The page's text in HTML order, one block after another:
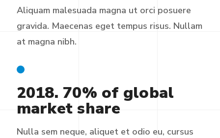
Aliquam malesuada magna ut orci posuere
gravida. Maecenas eget tempus risus. Nullam
at magna nibh.
2018. 70% of global
market share
Nulla sem neque, aliquet et odio eu, cursus